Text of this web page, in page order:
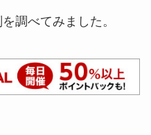
調べてみました。